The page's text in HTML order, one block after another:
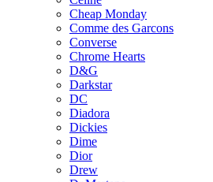
Cheap Monday
Comme des Garcons
Converse
Chrome Hearts
D&G
Darkstar
DC
Diadora
Dickies
Dime
Dior
Drew